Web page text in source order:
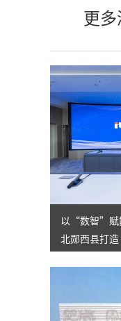
更
以“数智”赋
北郧西县打